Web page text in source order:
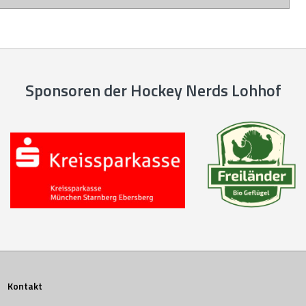
Sponsoren der Hockey Nerds Lohhof
Kontakt